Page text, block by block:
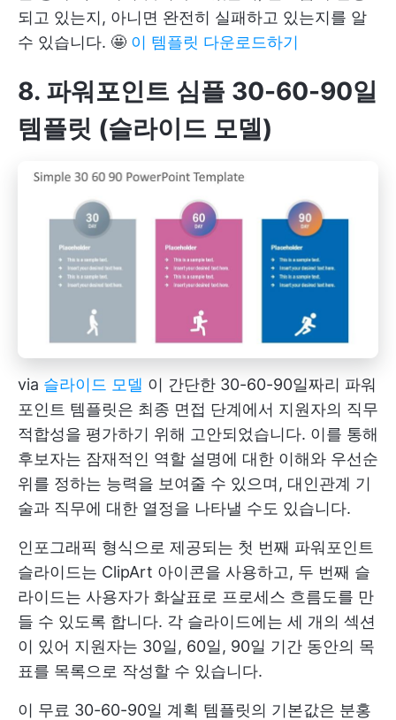
되고 있는지, 아니면 완전히 실패하고 있는지를 알
수 있습니다. 🤩 이 템플릿 다운로드하기
8. 파워포인트 심플 30-60-90일
템플릿 (슬라이드 모델)
via 슬라이드 모델 이 간단한 30-60-90일짜리 파워
포인트 템플릿은 최종 면접 단계에서 지원자의 직무
적합성을 평가하기 위해 고안되었습니다. 이를 통해
후보자는 잠재적인 역할 설명에 대한 이해와 우선순
위를 정하는 능력을 보여줄 수 있으며, 대인관계 기
술과 직무에 대한 열정을 나타낼 수도 있습니다.
인포그래픽 형식으로 제공되는 첫 번째 파워포인트
슬라이드는 ClipArt 아이콘을 사용하고, 두 번째 슬
라이드는 사용자가 화살표로 프로세스 흐름도를 만
들 수 있도록 합니다. 각 슬라이드에는 세 개의 섹션
이 있어 지원자는 30일, 60일, 90일 기간 동안의 목
표를 목록으로 작성할 수 있습니다.
이 무료 30-60-90일 계획 템플릿의 기본값은 분홍